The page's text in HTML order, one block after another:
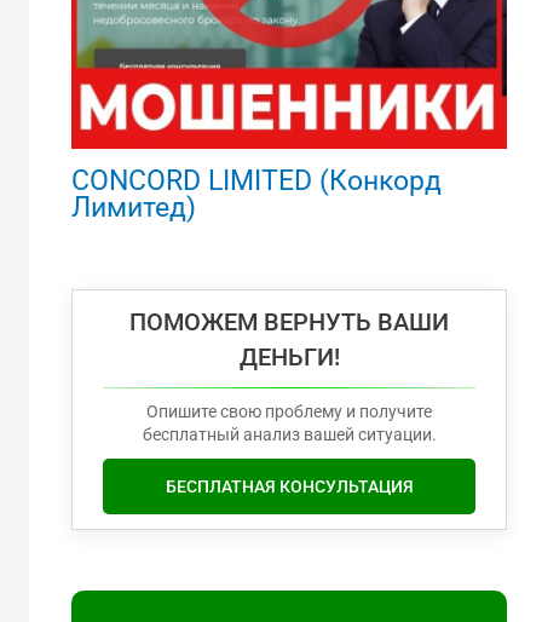
CONCORD LIMITED (Конкорд
Лимитед)
ПОМОЖЕМ ВЕРНУТЬ ВАШИ
ДЕНЬГИ!
Опишите свою проблему и получите
бесплатный анализ вашей ситуации.
БЕСПЛАТНАЯ КОНСУЛЬТАЦИЯ